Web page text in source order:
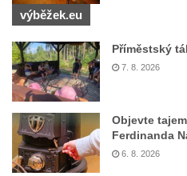
Vyhlídka Libverdských
Libverda
Vyhlídka Pekelské sázky před
Přebytek u Lázní Libverda
Vyhlídka Hejnické Madony u
Lázních Libverda
Vyhlídka Dobrého ducha
sudu v Lázních Libverda
výběžek.eu
Příměstský
7. 8. 2026
Objevte
Ferdinanda
6. 8. 2026